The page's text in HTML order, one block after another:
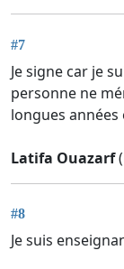
#7
Je signe car je
personne ne
longues
Latifa Ouazarf
#8
Je suis